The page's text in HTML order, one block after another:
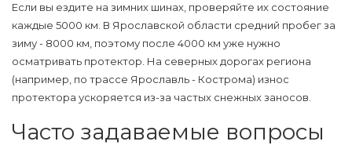
Если вы ездите на зимних шинах, проверяйте их состояние
каждые 5000 км. В Ярославской области средний пробег за
зиму - 8000 км, поэтому после 4000 км уже нужно
осматривать протектор. На северных дорогах региона
(например, по трассе Ярославль - Кострома) износ
протектора ускоряется из-за частых снежных заносов.
Часто задаваемые вопросы